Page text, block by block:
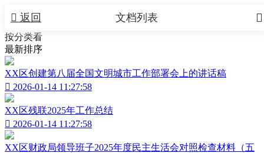
 返回 
文档列表
按分类看
最新排序
XX区创建第八届全国文明城市工作部署会上的讲话稿
 2026-01-14 11:27:58
XX区残联2025年工作总结
 2026-01-14 11:27:58
XX区财政局领导班子2025年度民主生活会对照检查材料（五